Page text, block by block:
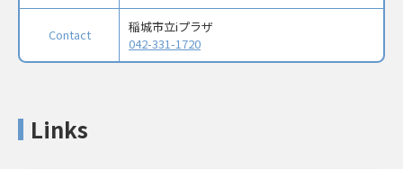
Contact
稲城市立iプラザ
042-331-1720
Links